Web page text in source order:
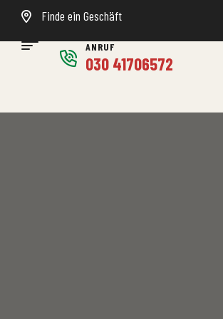
Finde ein Geschäft
ANRUF
030 41706572